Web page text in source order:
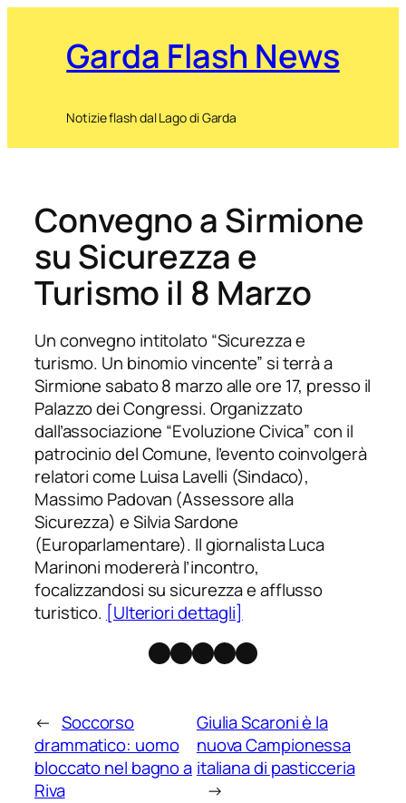
Garda Flash News
Notizie flash dal Lago di Garda
Convegno a Sirmione
su Sicurezza e
Turismo il 8 Marzo
Un convegno intitolato “Sicurezza e
turismo. Un binomio vincente” si terrà a
Sirmione sabato 8 marzo alle ore 17, presso il
Palazzo dei Congressi. Organizzato
dall’associazione “Evoluzione Civica” con il
patrocinio del Comune, l’evento coinvolgerà
relatori come Luisa Lavelli (Sindaco),
Massimo Padovan (Assessore alla
Sicurezza) e Silvia Sardone
(Europarlamentare). Il giornalista Luca
Marinoni modererà l’incontro,
focalizzandosi su sicurezza e afflusso
turistico. [Ulteriori dettagli]
Facebook
Instagram
X Threads
Telegram
← Soccorso
drammatico: uomo
bloccato nel bagno a
Riva
Giulia Scaroni è la
nuova Campionessa
italiana di pasticceria
→